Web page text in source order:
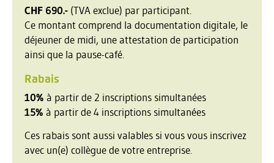
CHF 690.- (TVA exclue) par participant.
Ce montant comprend la documentation digitale, le
déjeuner de midi, une attestation de participation
ainsi que la pause-café.
Rabais
10% à partir de 2 inscriptions simultanées
15% à partir de 4 inscriptions simultanées
Ces rabais sont aussi valables si vous vous inscrivez
avec un(e) collègue de votre entreprise.